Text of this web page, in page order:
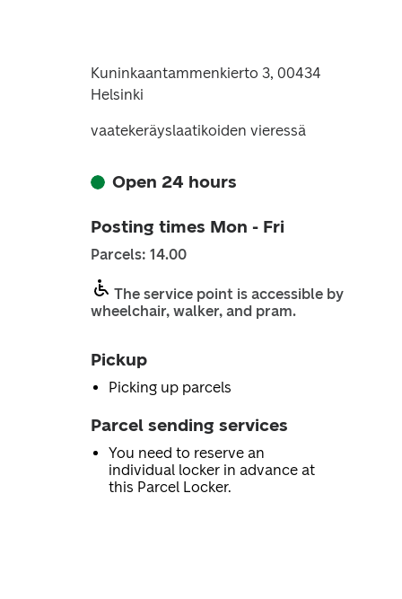
Kuninkaantammenkierto 3, 00434
Helsinki
vaatekeräyslaatikoiden vieressä
Open 24 hours
Posting times Mon - Fri
Parcels: 14.00
The service point is accessible by
wheelchair, walker, and pram.
Pickup
Picking up parcels
Parcel sending services
You need to reserve an
individual locker in advance at
this Parcel Locker.